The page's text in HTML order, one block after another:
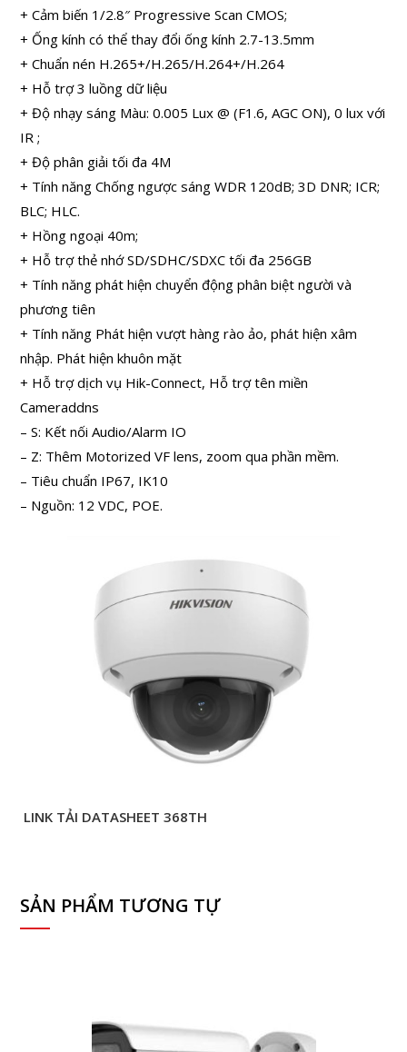
+ Cảm biến 1/2.8″ Progressive Scan CMOS;
+ Ống kính có thể thay đổi ống kính 2.7-13.5mm
+ Chuẩn nén H.265+/H.265/H.264+/H.264
+ Hỗ trợ 3 luồng dữ liệu
+ Độ nhạy sáng Màu: 0.005 Lux @ (F1.6, AGC ON), 0 lux với
IR ;
+ Độ phân giải tối đa 4M
+ Tính năng Chống ngược sáng WDR 120dB; 3D DNR; ICR;
BLC; HLC.
+ Hồng ngoại 40m;
+ Hỗ trợ thẻ nhớ SD/SDHC/SDXC tối đa 256GB
+ Tính năng phát hiện chuyển động phân biệt người và
phương tiên
+ Tính năng Phát hiện vượt hàng rào ảo, phát hiện xâm
nhập. Phát hiện khuôn mặt
+ Hỗ trợ dịch vụ Hik-Connect, Hỗ trợ tên miền
Cameraddns
– S: Kết nối Audio/Alarm IO
– Z: Thêm Motorized VF lens, zoom qua phần mềm.
– Tiêu chuẩn IP67, IK10
– Nguồn: 12 VDC, POE.
LINK TẢI DATASHEET 368TH
SẢN PHẨM TƯƠNG TỰ